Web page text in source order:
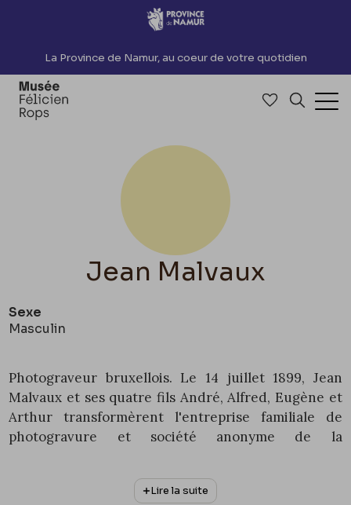
Accèder directement au contenu
La Province de Namur, au coeur de votre quotidien
Accéder à
Jean Malvaux
Sexe
Masculin
Photograveur bruxellois. Le 14 juillet 1899, Jean
Malvaux et ses quatre fils André, Alfred, Eugène et
Arthur transformèrent l'entreprise familiale de
photogravure et société anonyme de la
ci, principal fondateur était propriétaire de terre
ferme et bâtiments situés entre la rue de la Borne
Lire la suite